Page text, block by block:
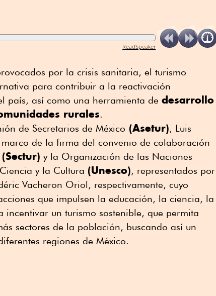
ReadSpeaker
por la crisis sanitaria, el turismo
para contribuir a la reactivación
país, así como una herramienta de desarrollo
rurales.
de Secretarios de México (Asetur), Luis
de la firma del convenio de colaboración
(Sectur) y la Organización de las Naciones
y la Cultura (Unesco), representados por
Vacheron Oriol, respectivamente, cuyo
que impulsen la educación, la ciencia, la
incentivar un turismo sostenible, que permita
sectores de la población, buscando así un
regiones de México.